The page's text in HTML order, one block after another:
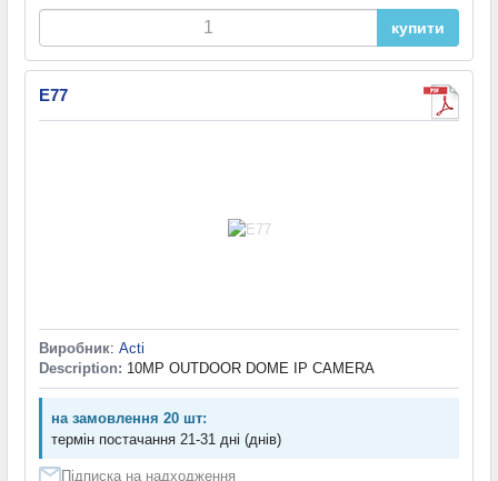
купити
E77
Виробник: Acti
Description: 10MP OUTDOOR DOME IP CAMERA
на замовлення 20 шт:
термін постачання 21-31 дні (днів)
Підписка на надходження